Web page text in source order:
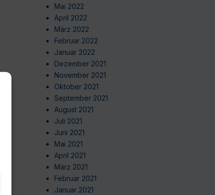
Mai 2022
April 2022
März 2022
Februar 2022
Januar 2022
Dezember 2021
November 2021
Oktober 2021
September 2021
August 2021
Juli 2021
Juni 2021
Mai 2021
April 2021
März 2021
Februar 2021
Januar 2021